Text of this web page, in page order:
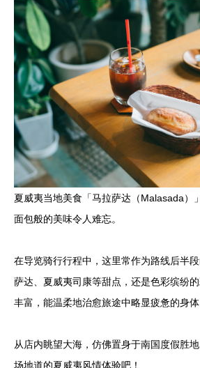
夏威夷当地美食「马拉萨达（Malasada）
面包般的美味令人难忘。
在导览骑行行程中，这里常作为路线后半
萨达、夏威夷司康等甜点，还是色彩缤纷
丰富，能温柔地治愈旅途中略显疲惫的身体
从店内眺望大海，仿佛置身于南国度假胜
场地道的夏威夷风情体验吧！